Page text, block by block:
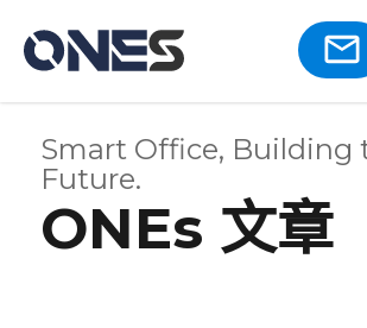
Smart Office, Building
Future.
ONEs 文章